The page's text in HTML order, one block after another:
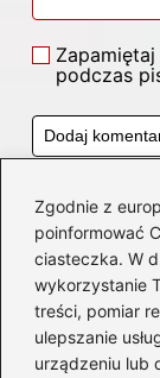
Zgodnie z
poinformować
ciasteczka. W
wykorzystanie
treści, pomiar
ulepszanie
urządzeniu lub
podczas